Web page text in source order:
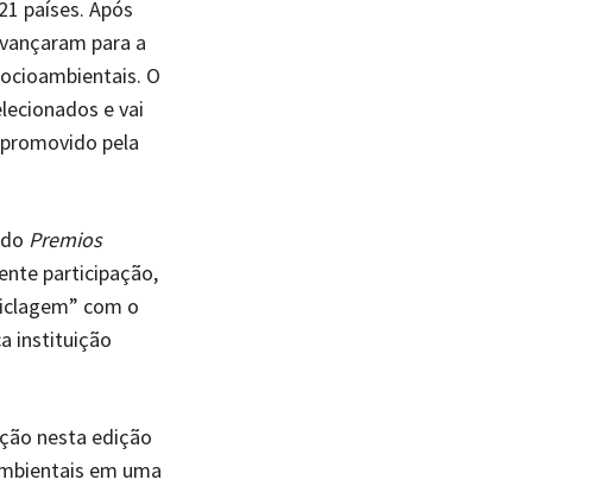
países. Após
para a
O
e vai
pela
Premios
participação,
com o
instituição
nesta edição
em uma